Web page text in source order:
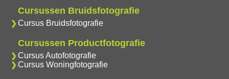
Cursussen Bruidsfotografie
Cursus Bruidsfotografie
Cursussen Productfotografie
Cursus Autofotografie
Cursus Woningfotografie